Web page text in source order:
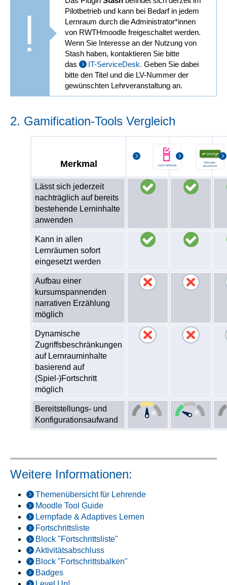
Pilotbetrieb und kann bei Bedarf in jedem
Lernraum durch die Administrator*innen
von RWTHmoodle freigeschaltet werden.
Wenn Sie Interesse an der Nutzung von
Stash haben, kontaktieren Sie bitte
das
IT-ServiceDesk. Geben Sie dabei
bitte den Titel und die LV-Nummer der
gewünschten Lehrveranstaltung an.
2. Gamification-Tools Vergleich
Merkmal
Lässt sich jederzeit
nachträglich auf bereits
bestehende Lerninhalte
anwenden
Kann in allen
Lernräumen sofort
eingesetzt werden
Aufbau einer
kursumspannenden
narrativen Erzählung
möglich
Dynamische
Zugriffsbeschränkungen
auf Lernrauminhalte
basierend auf
(Spiel-)Fortschritt
möglich
Bereitstellungs- und
Konfigurationsaufwand
Weitere Informationen:
Themenübersicht für Lehrende
Moodle Tool Guide
Lernpfade & Adaptives Lernen
Fortschrittsliste
Block "Fortschrittsliste"
Aktivitätsabschluss
Block "Fortschrittsbalken"
Badges